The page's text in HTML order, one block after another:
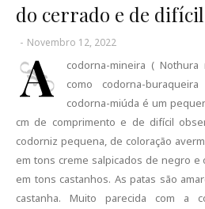
do cerrado e de
- Novembro 12, 2022
A
codorna-mineira (
como codorna-
codorna-miúda é um
cm de comprimento e de difícil
codorniz pequena, de coloração
em tons creme salpicados de negro e
em tons castanhos. As patas são
castanha. Muito parecida com a